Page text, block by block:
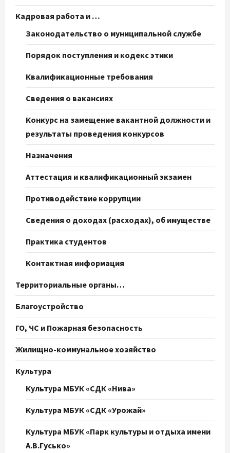
Кадровая работа и …
Законодательство о муниципальной службе
Порядок поступления и кодекс этики
Квалификационные требования
Сведения о вакансиях
Конкурс на замещение вакантной должности и
результаты проведения конкурсов
Назначения
Аттестация и квалификационный экзамен
Противодействие коррупции
Сведения о доходах (расходах), об имуществе
Практика студентов
Контактная информация
Территориальные органы…
Благоустройство
ГО, ЧС и Пожарная безопасность
Жилищно-коммунальное хозяйство
Культура
Культура МБУК «СДК «Нива»
Культура МБУК «СДК «Урожай»
Культура МБУК «Парк культуры и отдыха имени
А.В.Гусько»